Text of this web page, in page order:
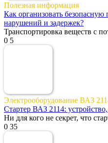
Полезная информация
Как организовать безопасную
нарушений и задержек?
Транспортировка веществ с
0 5
Электрооборудование ВАЗ
Стартер ВАЗ 2114:
Ни для кого не секрет, что
0 35